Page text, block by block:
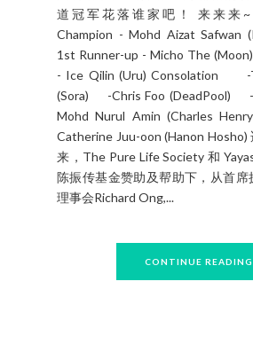
Cosplay Party 圆
（12月4日
BY 麦姐姐 MAK N LEE -